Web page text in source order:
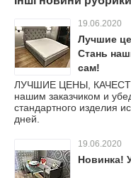
19.06.2020
Лучшие
Стань
сам!
ЛУЧШИЕ ЦЕНЫ,
нашим заказчиком и
стандартного изделия
дней.
19.06.2020
Новинка!